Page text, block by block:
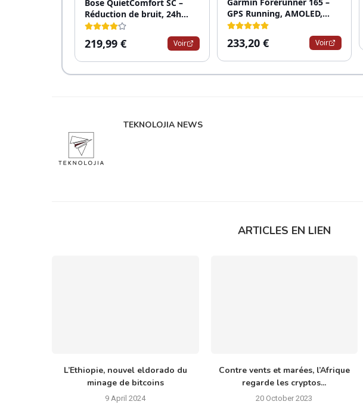
TEKNOLOJIA NEWS
ARTICLES EN LIEN
L’Ethiopie, nouvel eldorado du
minage de bitcoins
9 April 2024
Contre vents et marées, l’Afrique
regarde les cryptos...
20 October 2023